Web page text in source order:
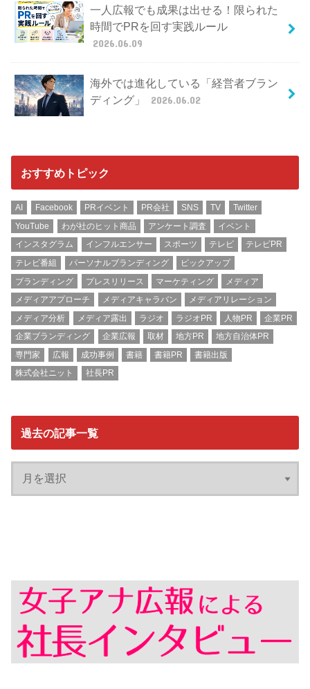
一人広報でも成果は出せる！限られた
時間でPRを回す実践ルール
2026.06.09
海外では進化している「経営者ブラン
ディング」
2026.06.02
おすすめトピック
AI Facebook PRイベント PR会社 SNS TV
Twitter
YouTube
わが社のヒット商品 アンケート調査
イベント
インスタグラム
インフルエンサー スポーツ テレビ
テレビPR
テレビ番組
パーソナルブランディング
ピックアップ
ブランディング
プレスリリース マーケティング
メディア
メディアアプローチ
メディアキャラバン
メディアリレーション
メディア分析
メディア露出 ラジオ ラジオPR 人物PR
企業PR
企業ブランディング
企業広報 取材 地方PR
地方自治体PR
専門家
広報 成功事例 書籍 書籍PR
書籍出版
株式会社ニット
社長PR
過去の記事一覧